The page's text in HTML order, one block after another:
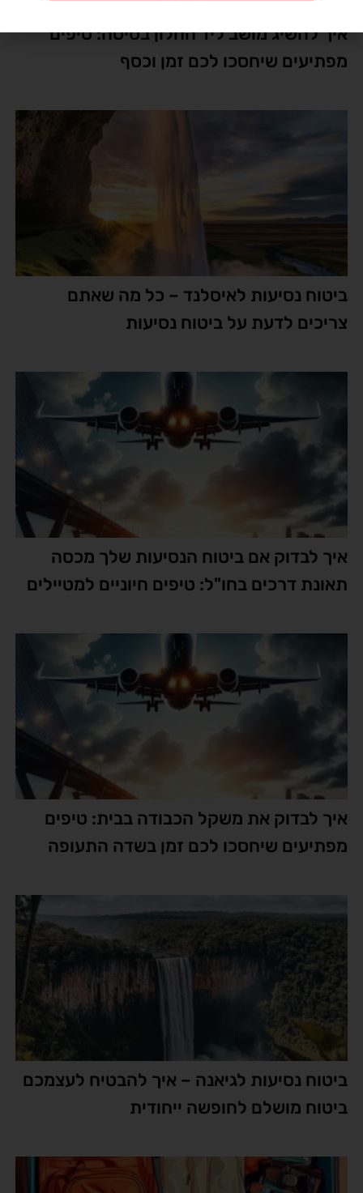
איך להשיג מושב ליד החלון בטיסה: טיפים
מפתיעים שיחסכו לכם זמן וכסף
ביטוח נסיעות לאיסלנד – כל מה שאתם
צריכים לדעת על ביטוח נסיעות
איך לבדוק אם ביטוח הנסיעות שלך מכסה
תאונת דרכים בחו"ל: טיפים חיוניים למטיילים
איך לבדוק את משקל הכבודה בבית: טיפים
מפתיעים שיחסכו לכם זמן בשדה התעופה
ביטוח נסיעות לגיאנה – איך להבטיח לעצמכם
ביטוח מושלם לחופשה ייחודית